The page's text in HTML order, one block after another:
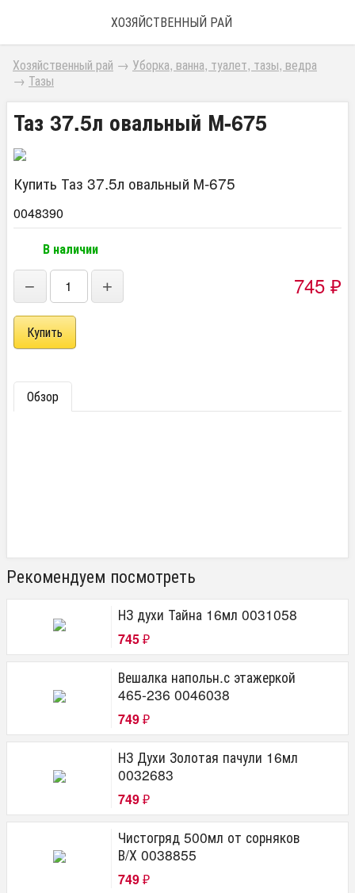
ХОЗЯЙСТВЕННЫЙ РАЙ
Хозяйственный рай → Уборка, ванна, туалет, тазы, ведра
→ Тазы
Таз 37.5л овальный М-675
Купить Таз 37.5л овальный М-675
0048390
В наличии
− + 745 ₽
Обзор
Рекомендуем посмотреть
НЗ духи Тайна 16мл 0031058
745 ₽
Вешалка напольн.с этажеркой
465-236 0046038
749 ₽
НЗ Духи Золотая пачули 16мл
0032683
749 ₽
Чистогряд 500мл от сорняков
В/Х 0038855
749 ₽